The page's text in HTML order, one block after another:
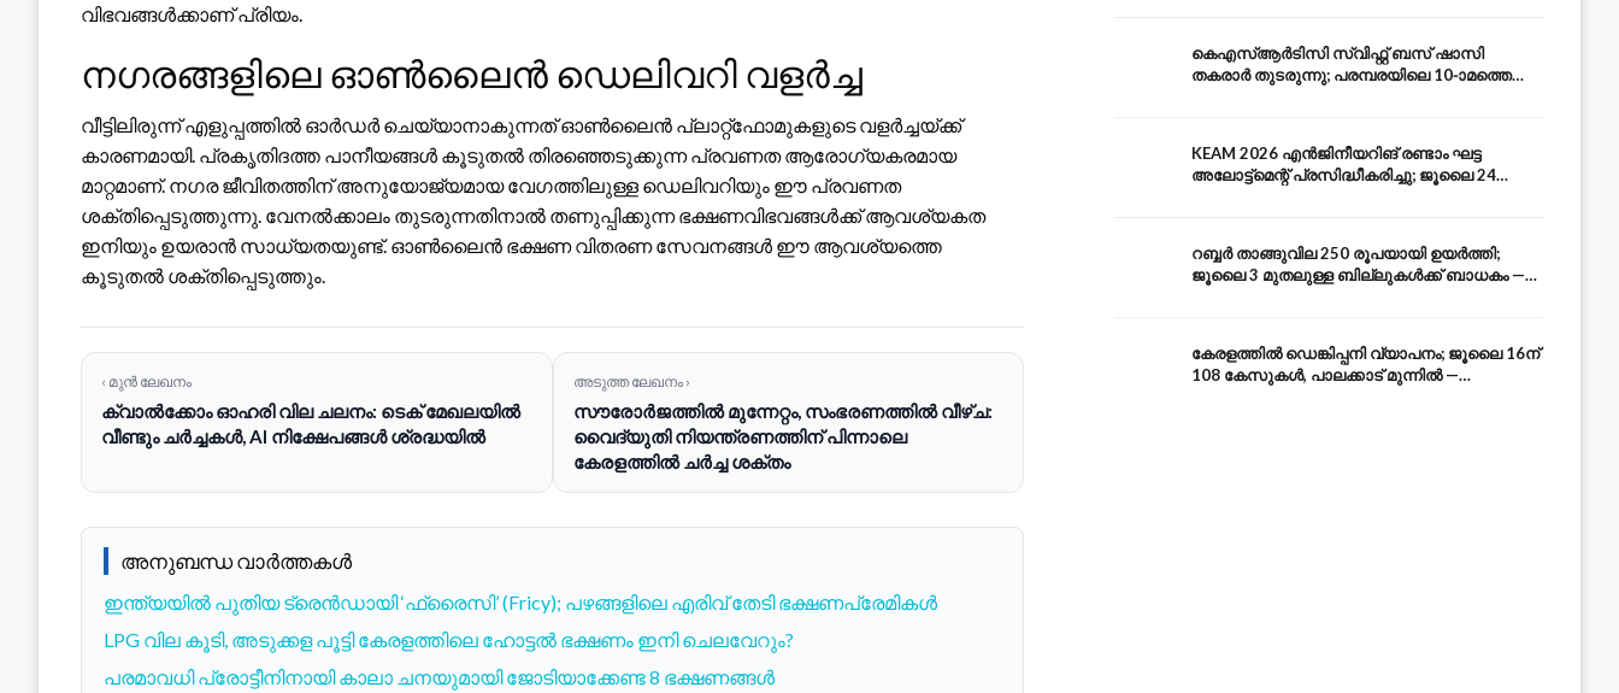
വിഭവങ്ങൾക്കാണ് പ്രിയം.
നഗരങ്ങളിലെ ഓൺലൈൻ ഡെലിവറി വളർച്ച
വീട്ടിലിരുന്ന് എളുപ്പത്തിൽ ഓർഡർ ചെയ്യാനാകുന്നത് ഓൺലൈൻ പ്ലാറ്റ്‌ഫോമുകളുടെ വളർച്ചയ്ക്ക്
കാരണമായി. പ്രകൃതിദത്ത പാനീയങ്ങൾ കൂടുതൽ തിരഞ്ഞെടുക്കുന്ന പ്രവണത ആരോഗ്യകരമായ
മാറ്റമാണ്. നഗര ജീവിതത്തിന് അനുയോജ്യമായ വേഗത്തിലുള്ള ഡെലിവറിയും ഈ പ്രവണത
ശക്തിപ്പെടുത്തുന്നു. വേനൽക്കാലം തുടരുന്നതിനാൽ തണുപ്പിക്കുന്ന ഭക്ഷണവിഭവങ്ങൾക്ക് ആവശ്യകത
ഇനിയും ഉയരാൻ സാധ്യതയുണ്ട്. ഓൺലൈൻ ഭക്ഷണ വിതരണ സേവനങ്ങൾ ഈ ആവശ്യത്തെ
കൂടുതൽ ശക്തിപ്പെടുത്തും.
‹ മുൻ ലേഖനം
ക്വാൽക്കോം ഓഹരി വില ചലനം: ടെക് മേഖലയിൽ
വീണ്ടും ചർച്ചകൾ, AI നിക്ഷേപങ്ങൾ ശ്രദ്ധയിൽ
അടുത്ത ലേഖനം ›
സൗരോർജത്തിൽ മുന്നേറ്റം, സംഭരണത്തിൽ വീഴ്ച:
വൈദ്യുതി നിയന്ത്രണത്തിന് പിന്നാലെ
കേരളത്തിൽ ചർച്ച ശക്തം
അനുബന്ധ വാർത്തകൾ
ഇന്ത്യയിൽ പുതിയ ട്രെൻഡായി ‘ഫ്രൈസി’ (Fricy); പഴങ്ങളിലെ എരിവ് തേടി ഭക്ഷണപ്രേമികൾ
LPG വില കൂടി, അടുക്കള പൂട്ടി കേരളത്തിലെ ഹോട്ടൽ ഭക്ഷണം ഇനി ചെലവേറും?
പരമാവധി പ്രോട്ടീനിനായി കാലാ ചനയുമായി ജോടിയാക്കേണ്ട 8 ഭക്ഷണങ്ങൾ
കെഎസ്ആർടിസി സ്വിഫ്റ്റ് ബസ് ഷാസി
തകരാർ തുടരുന്നു; പരമ്പരയിലെ 10-ാമത്തെ
KEAM 2026 എൻജിനീയറിങ് രണ്ടാം ഘട്ട
അലോട്ട്മെന്റ് പ്രസിദ്ധീകരിച്ചു; ജൂലൈ 24
റബ്ബർ താങ്ങുവില 250 രൂപയായി ഉയർത്തി;
ജൂലൈ 3 മുതലുള്ള ബില്ലുകൾക്ക് ബാധകം —
കേരളത്തിൽ ഡെങ്കിപ്പനി വ്യാപനം; ജൂലൈ 16ന്
108 കേസുകൾ, പാലക്കാട് മുന്നിൽ —